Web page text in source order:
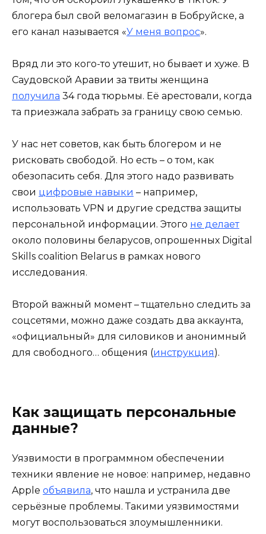
блогера был свой веломагазин в Бобруйске, а
его канал называется «У меня вопрос».
Вряд ли это кого-то утешит, но бывает и хуже. В
Саудовской Аравии за твиты женщина
получила 34 года тюрьмы. Её арестовали, когда
та приезжала забрать за границу свою семью.
У нас нет советов, как быть блогером и не
рисковать свободой. Но есть – о том, как
обезопасить себя. Для этого надо развивать
свои цифровые навыки – например,
использовать VPN и другие средства защиты
персональной информации. Этого не делает
около половины беларусов, опрошенных Digital
Skills coalition Belarus в рамках нового
исследования.
Второй важный момент – тщательно следить за
соцсетями, можно даже создать два аккаунта,
«официальный» для силовиков и анонимный
для свободного… общения (инструкция).
Как защищать персональные
данные?
Уязвимости в программном обеспечении
техники явление не новое: например, недавно
Apple объявила, что нашла и устранила две
серьёзные проблемы. Такими уязвимостями
могут воспользоваться злоумышленники.